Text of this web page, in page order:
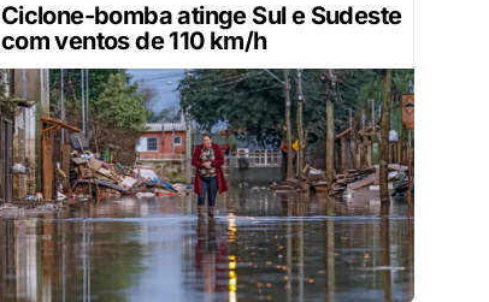
Ciclone-bomba atinge Sul e Sudeste
com ventos de 110 km/h